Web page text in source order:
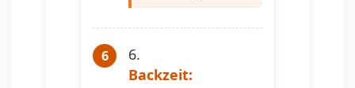
Backzeit: